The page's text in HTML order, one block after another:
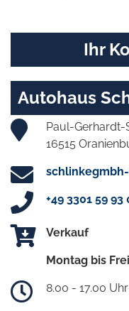
Ihr
Autohaus
Paul-Gerhardt-
16515
+49 3301 59 93
Verkauf
Montag bis
8.00 - 17.00 Uhr